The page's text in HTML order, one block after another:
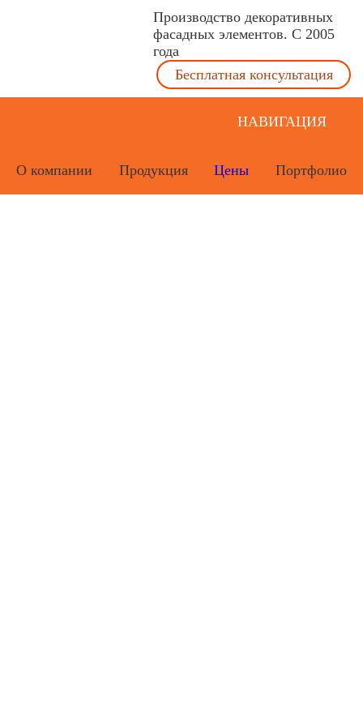
Производство декоративных
фасадных элементов. С 2005
года
Бесплатная консультация
НАВИГАЦИЯ
О компании Продукция Цены Портфолио